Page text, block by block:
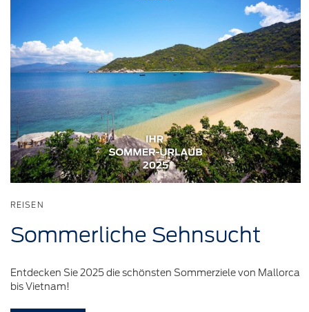
REISEN
Sommerliche Sehnsucht
Entdecken Sie 2025 die schönsten Sommerziele von Mallorca
bis Vietnam!